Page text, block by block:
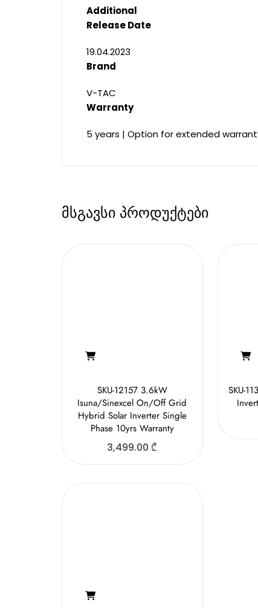
Additional
Release Date
19.04.2023
Brand
V-TAC
Warranty
5 years | Option for extended
მსგავსი პროდუქტები
SKU-12157 3.6kW
Isuna/Sinexcel On/Off Grid
Hybrid Solar Inverter Single
Phase 10yrs Warranty
3,499.00₾
SKU-